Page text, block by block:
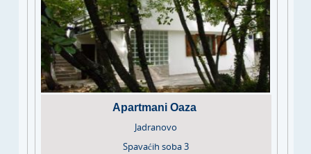
Apartmani Oaza
Jadranovo
Spavaćih soba3